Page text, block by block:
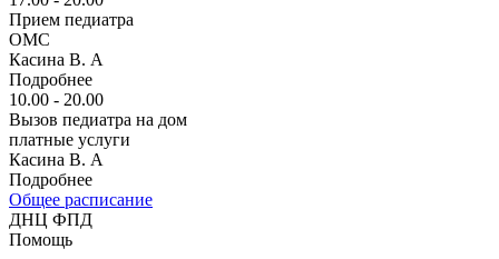
Прием педиатра
ОМС
Касина В. А
Подробнее
10.00 - 20.00
Вызов педиатра на дом
платные услуги
Касина В. А
Подробнее
Общее расписание
ДНЦ ФПД
Помощь